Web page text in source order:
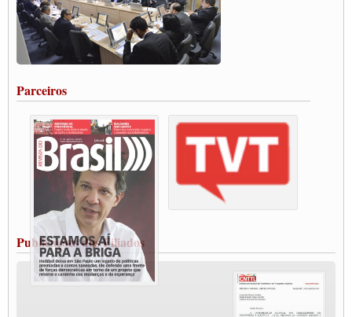
Paulinho, presidente da CNTTL, faz balanço do 3º Congresso da CNTTL
Caminhoneiros aprovam greve a partir do 1º de novembro
Rodoviários de Feira Santana fazem Assembleia para avaliar proposta de reajuste
salarial
Vacina Já: Lockdown de 24 horas dos trabalhadores em transportes está mantido,
Condutores de Guarulhos farão greve sanitária nesta terça-feira (20)
Paralisação dos Caminhoneiros na #BR285, entrocamento que liga o Mercosul ao
Rio Grande
Caminhoneiros bloqueiam duas faixas na Castello Branco e fazem protesto
Modal-Live #13 Aumento da Violência Contra Mulher e o Adoecimento da Classe
Trabalhadora em Tempos de Pandemia
MODAL-LIVE#12 POLÍTICAS PÚBLICAS DE TRANSPORTE PARA A
CLASSE TRABALHADORA E ELEIÇÕES NA PANDEMIA
MODAL-LIVE#11 POLÍTICAS PÚBLICAS DE TRANSPORTE
JUVENTUDE DO TRANSPORTE: POR QUE DEVEMOS NOS ORGANIZAR?
Fabio Primo testa positivo para Coronavírus, mas está bem de saúde
Modal-Live#9 Quais são os direitos dos trabalhador@s que contraem a Covid-19 na
Parceiros
Publicações dos Filiados